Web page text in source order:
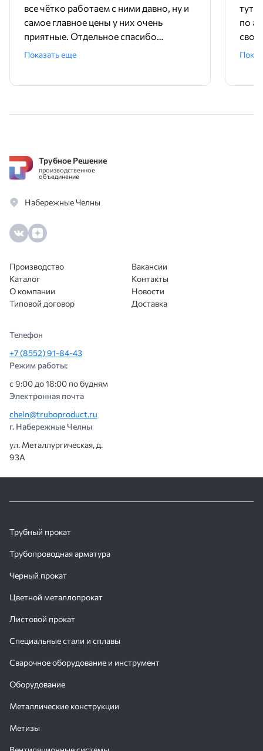
все чётко работаем с ними давно, ну и
самое главное цены у них очень
приятные. Отдельное спасибо
менеджеру Родиону!
Показать еще
тут
по
Трубное Решение
производственное
объединение
Набережные Челны
Производство
Каталог
О компании
Типовой договор
Вакансии
Контакты
Новости
Доставка
Телефон
+7 (8552) 91-84-43
Режим работы:
с 9:00 до 18:00 по будням
Электронная почта
cheln@truboproduct.ru
г. Набережные Челны
ул. Металлургическая, д.
93А
Трубный прокат
Трубопроводная арматура
Черный прокат
Цветной металлопрокат
Листовой прокат
Специальные стали и сплавы
Сварочное оборудование и инструмент
Оборудование
Металлические конструкции
Метизы